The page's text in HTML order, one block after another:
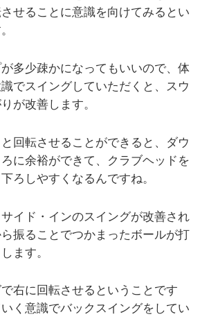
せることに意識を向けてみるとい
多少疎かになってもいいので、体
でスイングしていただくと、スウ
が改善します。
回転させることができると、ダウ
に余裕ができて、クラブヘッドを
ろしやすくなるんですね。
イド・インのスイングが改善され
振ることでつかまったボールが打
ます。
右に回転させるということです
く意識でバックスイングをしてい